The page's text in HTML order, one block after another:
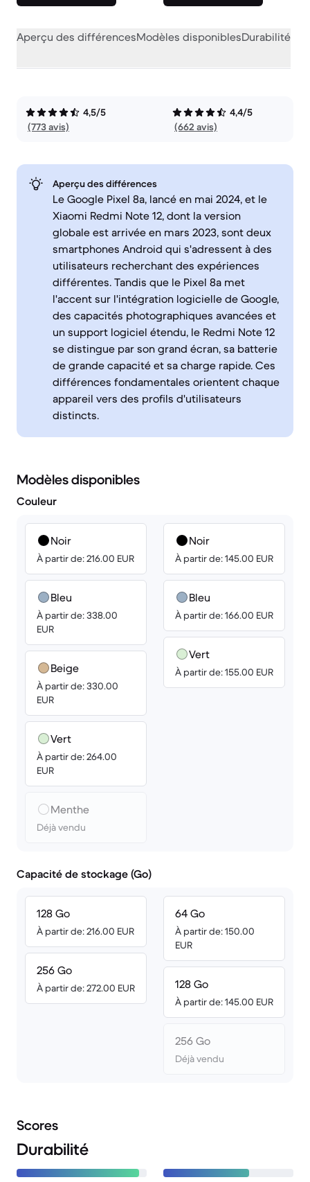
Aperçu des différencesModèles disponiblesDurabilité
4,5/5
(773 avis)
4,4/5
(662 avis)
Aperçu des différences
Le Google Pixel 8a, lancé en mai 2024, et le
Xiaomi Redmi Note 12, dont la version
globale est arrivée en mars 2023, sont deux
smartphones Android qui s'adressent à des
utilisateurs recherchant des expériences
différentes. Tandis que le Pixel 8a met
l'accent sur l'intégration logicielle de Google,
des capacités photographiques avancées et
un support logiciel étendu, le Redmi Note 12
se distingue par son grand écran, sa batterie
de grande capacité et sa charge rapide. Ces
différences fondamentales orientent chaque
appareil vers des profils d'utilisateurs
distincts.
Modèles disponibles
Couleur
Noir
À partir de: 216.00 EUR
Bleu
À partir de: 338.00
EUR
Beige
À partir de: 330.00
EUR
Vert
À partir de: 264.00
EUR
Menthe
Déjà vendu
Noir
À partir de: 145.00 EUR
Bleu
À partir de: 166.00 EUR
Vert
À partir de: 155.00 EUR
Capacité de stockage (Go)
128 Go
À partir de: 216.00 EUR
256 Go
À partir de: 272.00 EUR
64 Go
À partir de: 150.00
EUR
128 Go
À partir de: 145.00 EUR
256 Go
Déjà vendu
Scores
Durabilité